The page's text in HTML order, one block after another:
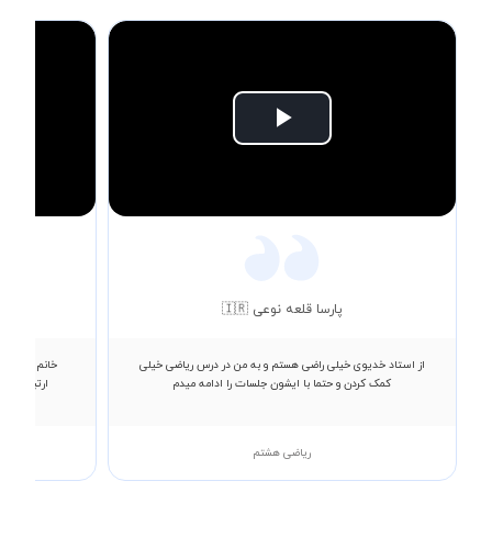
Play
پارسا قلعه نوعی 🇮🇷
از استاد خدیوی خیلی راضی هستم و به من در درس ریاضی خیلی
کمک کردن و حتما با ایشون جلسات را ادامه میدم
ریاضی هشتم
خانم عسگری
ارتباط